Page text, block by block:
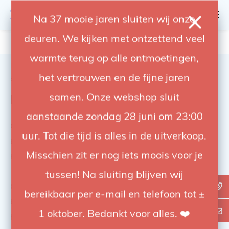
Na 37 mooie jaren sluiten wij onze
deuren. We kijken met ontzettend veel
warmte terug op alle ontmoetingen,
het vertrouwen en de fijne jaren
samen. Onze webshop sluit
aanstaande zondag 28 juni om 23:00
uur. Tot die tijd is alles in de uitverkoop.
Misschien zit er nog iets moois voor je
tussen! Na sluiting blijven wij
bereikbaar per e-mail en telefoon tot ±
1 oktober. Bedankt voor alles. ❤️
4.92 / 5 op trusted shops
Bevestigingsmaterialen
Bevestigingsmaterialen
Ook voor het juiste grip/ bevestigingsmateriaal ben je
bij FotoFlits aan het juiste adres! Van stud tot grip-
head wij hebben de juiste.
Ook voor het juiste grip/ bevestigingsmateriaal ben je
bij FotoFlits aan het juiste adres! Van stud tot grip-
head wij hebben de juiste.